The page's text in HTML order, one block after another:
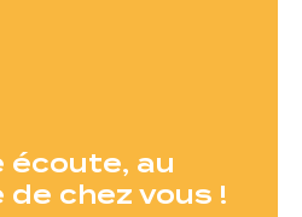
écoute, au
chez vous !